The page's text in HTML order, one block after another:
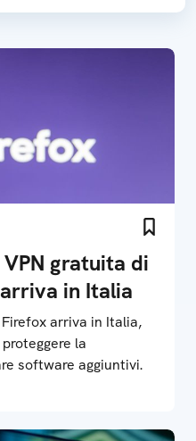
gratuita di
in Italia
arriva in Italia,
la
software aggiuntivi.